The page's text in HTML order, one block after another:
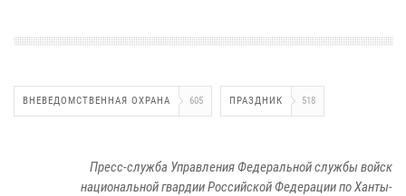
ВНЕВЕДОМСТВЕННАЯ ОХРАНА 605 ПРАЗДНИК 518
Пресс-служба Управления Федеральной службы войск
национальной гвардии Российской Федерации по Ханты-